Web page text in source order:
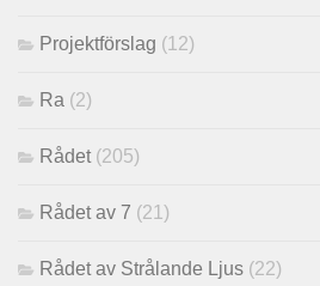
Projektförslag (12)
Ra (2)
Rådet (205)
Rådet av 7 (21)
Rådet av Strålande Ljus (22)